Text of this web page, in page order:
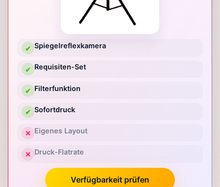
✔ Spiegelreflexkamera
✔ Requisiten-Set
✔ Filterfunktion
✔ Sofortdruck
✕ Eigenes Layout
✕ Druck-Flatrate
Verfügbarkeit prüfen